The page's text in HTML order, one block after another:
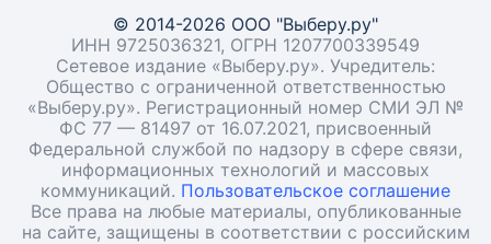
© 2014-2026 ООО "Выберу.ру"
ИНН 9725036321, ОГРН 1207700339549
Сетевое издание «Выберу.ру». Учредитель:
Общество с ограниченной ответственностью
«Выберу.ру». Регистрационный номер СМИ ЭЛ №
ФС 77 — 81497 от 16.07.2021, присвоенный
Федеральной службой по надзору в сфере связи,
информационных технологий и массовых
коммуникаций. Пользовательское соглашение
Все права на любые материалы, опубликованные
на сайте, защищены в соответствии с российским